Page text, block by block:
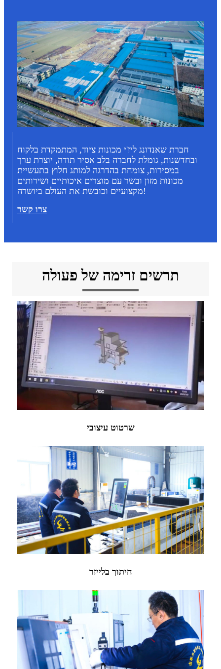
אודותינו
חברת שאנדונג ליז'י מכונות ציוד, המתמקדת בלקוח
ובחדשנות, גומלת לחברה בלב אסיר תודה, יוצרת ערך
במסירות, צומחת בהדרגה למותג חלוץ בתעשיית
מכונות מזון ובשר עם מוצרים איכותיים ושירותים
מקצועיים וכובשת את העולם ביושרה!
צרו קשר
תרשים זרימה של פעולה
שרטוט עיצובי
חיתוך בלייזר